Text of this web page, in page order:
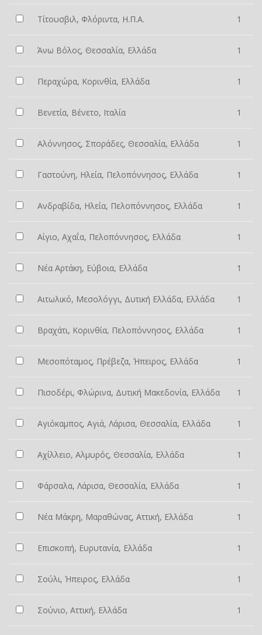
Τίτουσβιλ, Φλόριντα, Η.Π.Α. 1
Άνω Βόλος, Θεσσαλία, Ελλάδα 1
Περαχώρα, Κορινθία, Ελλάδα 1
Βενετία, Βένετο, Ιταλία 1
Αλόννησος, Σποράδες, Θεσσαλία, Ελλάδα 1
Γαστούνη, Ηλεία, Πελοπόννησος, Ελλάδα 1
Ανδραβίδα, Ηλεία, Πελοπόννησος, Ελλάδα 1
Αίγιο, Αχαΐα, Πελοπόννησος, Ελλάδα 1
Νέα Αρτάκη, Εύβοια, Ελλάδα 1
Αιτωλικό, Μεσολόγγι, Δυτική Ελλάδα, Ελλάδα 1
Βραχάτι, Κορινθία, Πελοπόννησος, Ελλάδα 1
Μεσοπόταμος, Πρέβεζα, Ήπειρος, Ελλάδα 1
Πισοδέρι, Φλώρινα, Δυτική Μακεδονία, Ελλάδα 1
Αγιόκαμπος, Αγιά, Λάρισα, Θεσσαλία, Ελλάδα 1
Αχίλλειο, Αλμυρός, Θεσσαλία, Ελλάδα 1
Φάρσαλα, Λάρισα, Θεσσαλία, Ελλάδα 1
Νέα Μάκρη, Μαραθώνας, Αττική, Ελλάδα 1
Επισκοπή, Ευρυτανία, Ελλάδα 1
Σούλι, Ήπειρος, Ελλάδα 1
Σούνιο, Αττική, Ελλάδα 1